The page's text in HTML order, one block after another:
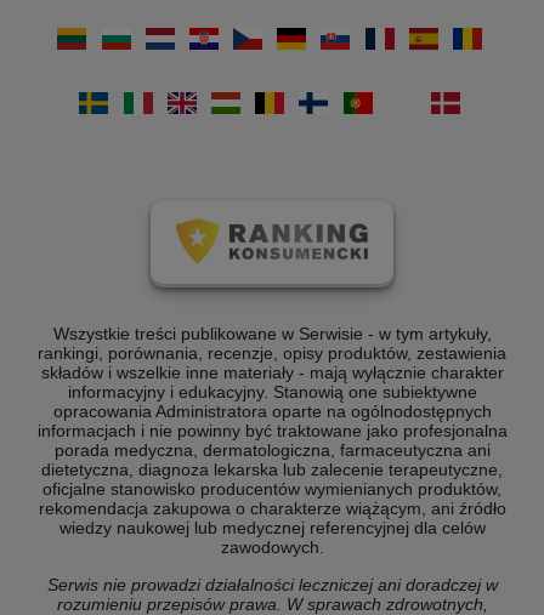
Wszystkie treści publikowane w Serwisie - w tym artykuły,
rankingi, porównania, recenzje, opisy produktów, zestawienia
składów i wszelkie inne materiały - mają wyłącznie charakter
informacyjny i edukacyjny. Stanowią one subiektywne
opracowania Administratora oparte na ogólnodostępnych
informacjach i nie powinny być traktowane jako profesjonalna
porada medyczna, dermatologiczna, farmaceutyczna ani
dietetyczna, diagnoza lekarska lub zalecenie terapeutyczne,
oficjalne stanowisko producentów wymienianych produktów,
rekomendacja zakupowa o charakterze wiążącym, ani źródło
wiedzy naukowej lub medycznej referencyjnej dla celów
zawodowych.
Serwis nie prowadzi działalności leczniczej ani doradczej w
rozumieniu przepisów prawa. W sprawach zdrowotnych,